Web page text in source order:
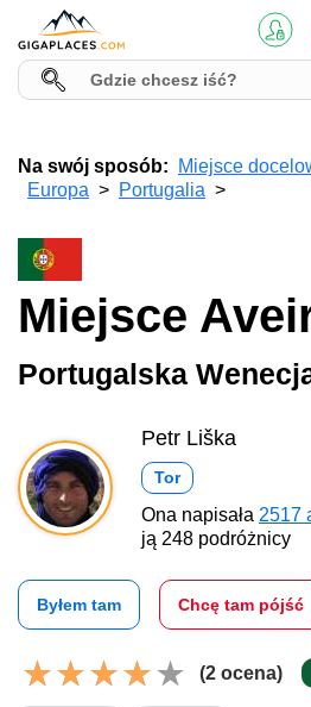
Na swój sposób: Miejsce
Europa
Portugalia
Miejsce
Portugalska
Petr Liška
Tor
Ona napisała 2517
ją 248 podróżnicy
Byłem tam Chcę tam pójść
(2 ocena)